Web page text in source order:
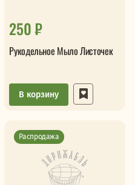
250 ₽
Рукодельное Мыло Листочек
В корзину
Распродажа